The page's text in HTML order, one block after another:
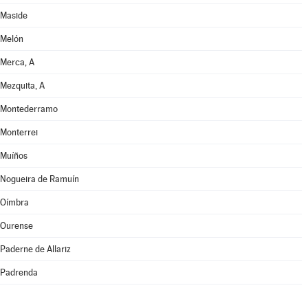
Maside
Melón
Merca, A
Mezquita, A
Montederramo
Monterrei
Muíños
Nogueira de Ramuín
Oímbra
Ourense
Paderne de Allariz
Padrenda